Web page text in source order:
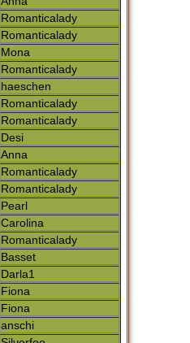
Romanticalady
Romanticalady
Mona
Romanticalady
haeschen
Romanticalady
Romanticalady
Desi
Anna
Romanticalady
Romanticalady
Pearl
Carolina
Romanticalady
Basset
Darla1
Fiona
Fiona
anschi